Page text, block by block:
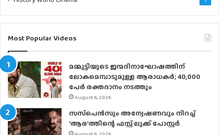
Most Popular Videos
മമ്മൂട്ടിയുടെ ജന്മദിനാഘോഷത്തിന്
ലോകമെമ്പാടുമുള്ള ആരാധകര്‍; 40,000
പേര്‍ രക്തദാനം നടത്തും
August 6, 2026
സസ്‌പെന്‍സും അന്വേഷണവും നിറച്ച്
‘ആര’ത്തിന്റെ ഫസ്റ്റ് ലുക്ക് പോസ്റ്റര്‍